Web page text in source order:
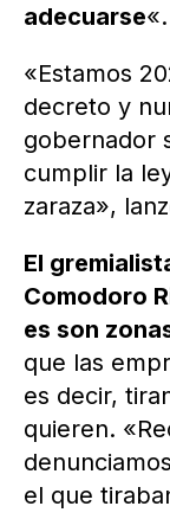
adecuarse«.
«Estamos
decreto y
gobernador
cumplir la
zaraza»,
El
Comodoro
es son
que las
es decir,
quieren.
el que